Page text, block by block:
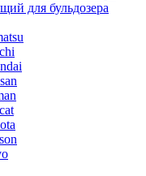
для бульдозера